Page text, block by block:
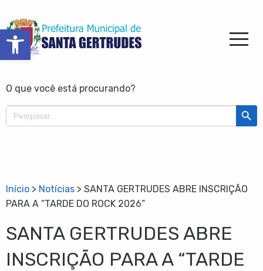
Barra de Ferramentas Aberta
O que você está procurando?
Search
for:
Search
Início > Notícias > SANTA GERTRUDES ABRE INSCRIÇÃO
PARA A “TARDE DO ROCK 2026”
SANTA GERTRUDES ABRE
INSCRIÇÃO PARA A “TARDE